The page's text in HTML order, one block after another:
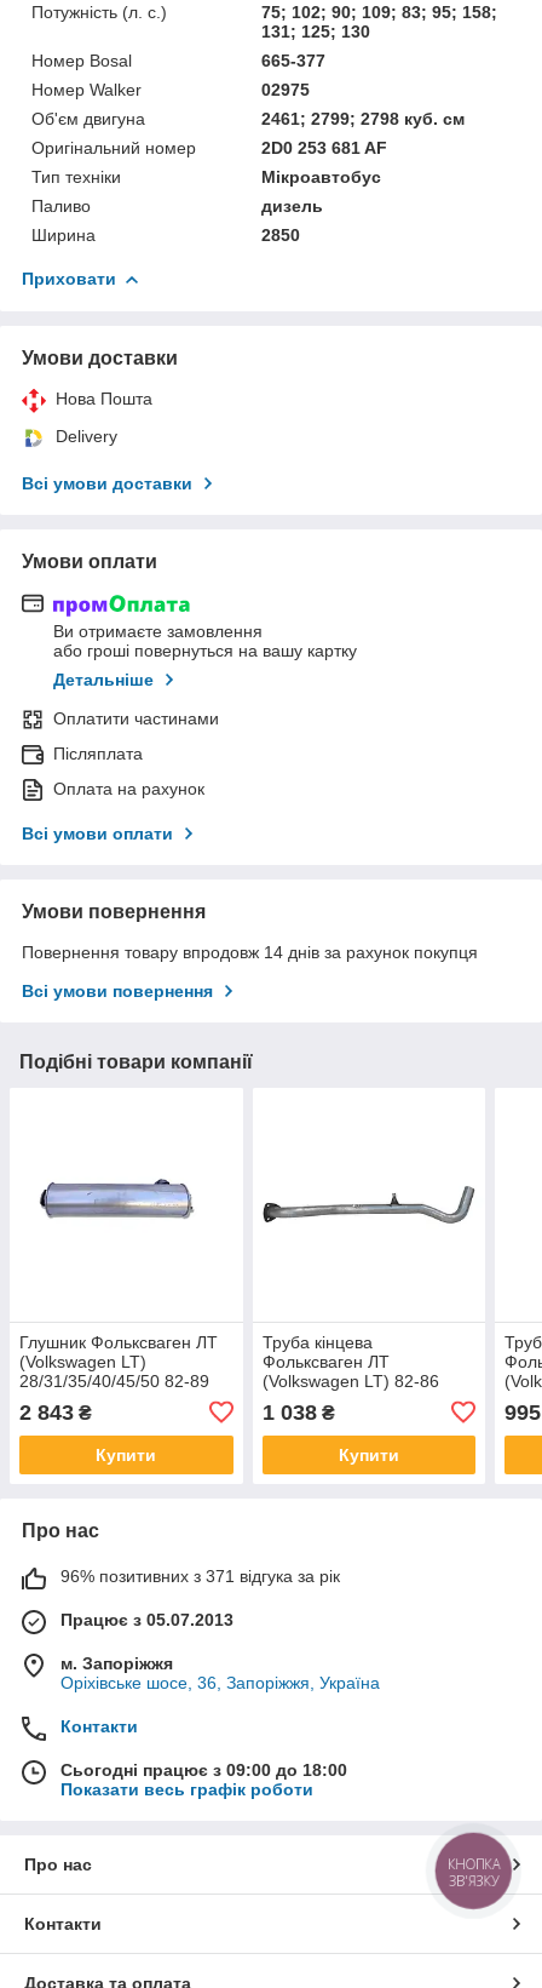
Потужність (л. с.)
75; 102; 90; 109; 83; 95; 158;
131; 125; 130
Номер Bosal
665-377
Номер Walker
02975
Об'єм двигуна
2461; 2799; 2798 куб. см
Оригінальний номер
2D0 253 681 AF
Тип техніки
Мікроавтобус
Паливо
дизель
Ширина
2850
Приховати
Умови доставки
Нова Пошта
Delivery
Всі умови доставки
Умови оплати
Ви отримаєте замовлення
або гроші повернуться на вашу картку
Детальніше
Оплатити частинами
Післяплата
Оплата на рахунок
Всі умови оплати
Умови повернення
Повернення товару впродовж 14 днів за рахунок покупця
Всі умови повернення
Подібні товари компанії
Глушник Фольксваген ЛТ
(Volkswagen LT)
28/31/35/40/45/50 82-89
Diesel (30.29) Polmostrow
алюминизированный
2 843 ₴
Купити
Труба кінцева
Фольксваген ЛТ
(Volkswagen LT) 82-86
1 038₴
Купити
86/
995
Про нас
96% позитивних з 371 відгука за рік
Працює з 05.07.2013
м. Запоріжжя
Оріхівське шосе, 36, Запоріжжя, Україна
Контакти
Сьогодні працює з 09:00 до 18:00
Показати весь графік роботи
Про нас
Контакти
Доставка та оплата
КНОПКА
ЗВ'ЯЗКУ